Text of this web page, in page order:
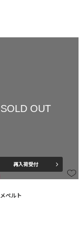
SOLD OUT
再入荷受付
ベルト